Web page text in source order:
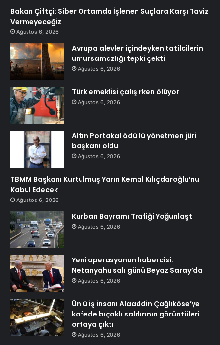
Bakan Çiftçi: Siber Ortamda İşlenen Suçlara Karşı Taviz
Vermeyeceğiz
Ağustos 6, 2026
Avrupa alevler içindeyken tatilcilerin
umursamazlığı tepki çekti
Ağustos 6, 2026
Türk emeklisi çalışırken ölüyor
Ağustos 6, 2026
Altın Portakal ödüllü yönetmen jüri
başkanı oldu
Ağustos 6, 2026
TBMM Başkanı Kurtulmuş Yarın Kemal Kılıçdaroğlu’nu
Kabul Edecek
Ağustos 6, 2026
Kurban Bayramı Trafiği Yoğunlaştı
Ağustos 6, 2026
Yeni operasyonun habercisi:
Netanyahu salı günü Beyaz Saray’da
Ağustos 6, 2026
Ünlü iş insanı Alaaddin Çağlıköse’ye
kafede bıçaklı saldırının görüntüleri
ortaya çıktı
Ağustos 6, 2026